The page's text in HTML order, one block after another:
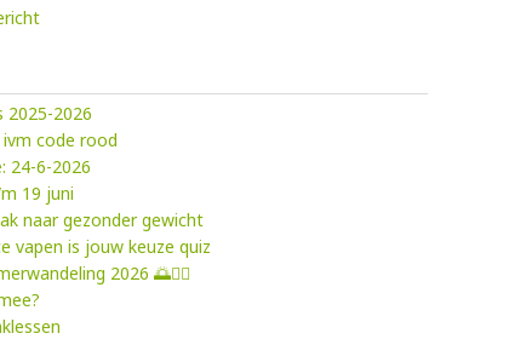
2025-2026
code rood
24-6-2026
19 juni
naar gezonder gewicht
vapen is jouw keuze quiz
2026 🌅🚶‍♂️